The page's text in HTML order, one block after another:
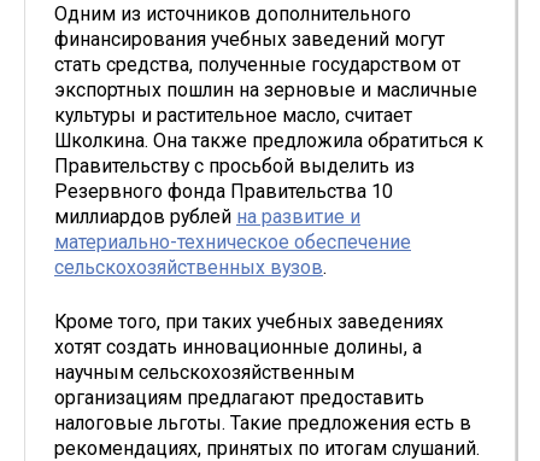
Одним из источников дополнительного
финансирования учебных заведений могут
стать средства, полученные государством от
экспортных пошлин на зерновые и масличные
культуры и растительное масло, считает
Школкина. Она также предложила обратиться к
Правительству с просьбой выделить из
Резервного фонда Правительства 10
миллиардов рублей на развитие и
материально-техническое обеспечение
сельскохозяйственных вузов.
Кроме того, при таких учебных заведениях
хотят создать инновационные долины, а
научным сельскохозяйственным
организациям предлагают предоставить
налоговые льготы. Такие предложения есть в
рекомендациях, принятых по итогам слушаний.